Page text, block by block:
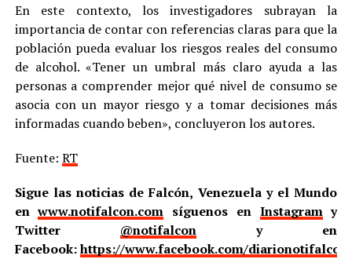
En este contexto, los investigadores subrayan la
importancia de contar con referencias claras para que la
población pueda evaluar los riesgos reales del consumo
de alcohol. «Tener un umbral más claro ayuda a las
personas a comprender mejor qué nivel de consumo se
asocia con un mayor riesgo y a tomar decisiones más
informadas cuando beben», concluyeron los autores.
Fuente: RT
Sigue las noticias de Falcón, Venezuela y el Mundo
enwww.notifalcon.com síguenos en Instagramy
Twitter @notifalcony en
Facebook:https://www.facebook.com/